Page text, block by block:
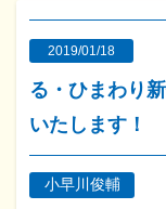
2019/01/18
る・ひまわり
いたします！
小早川俊輔